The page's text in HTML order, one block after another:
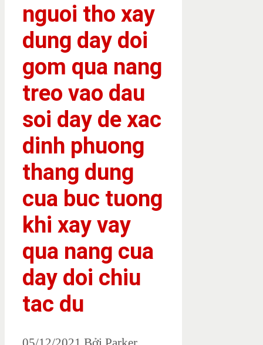
nguoi tho xay
dung day doi
gom qua nang
treo vao dau
soi day de xac
dinh phuong
thang dung
cua buc tuong
khi xay vay
qua nang cua
day doi chiu
tac du